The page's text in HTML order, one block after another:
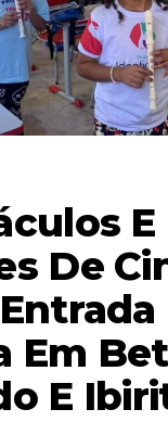
DE TELEVISÃO
E
De
Em
E